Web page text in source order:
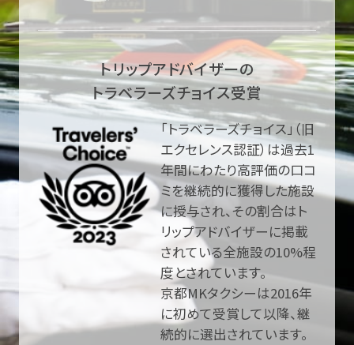
トリップアドバイザーの
トラベラーズチョイス受賞
「トラベラーズチョイス」（旧
エクセレンス認証）は過去1
年間にわたり高評価の口コ
ミを継続的に獲得した施設
に授与され、その割合はト
リップアドバイザーに掲載
されている全施設の10%程
度とされています。
京都MKタクシーは2016年
に初めて受賞して以降、継
続的に選出されています。